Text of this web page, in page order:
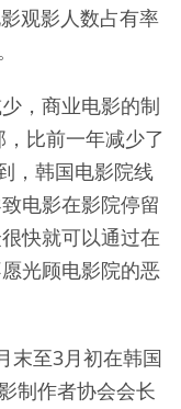
观影人数占有率
，商业电影的制
比前一年减少了
，韩国电影院线
电影在影院停留
快就可以通过在
光顾电影院的恶
末至3月初在韩国
制作者协会会长